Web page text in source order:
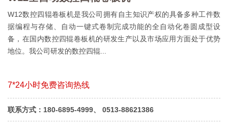
W12数控四辊卷板机是我公司拥有自主知识产权的具备多种工件数
据编程与存储、自动一键式卷制完成功能的全自动化卷圆成型设
备，在国内数控四辊卷板机的研发生产以及市场应用方面处于优势
地位。我公司研发的数控四辊...
7*24小时免费咨询热线
联系方式：180-6895-4999、 0513-88621386